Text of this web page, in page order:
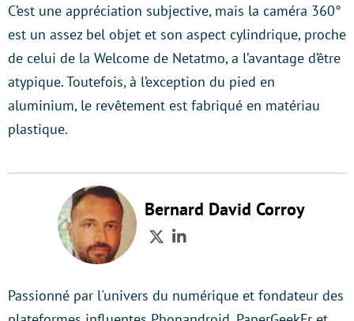
C’est une appréciation subjective, mais la caméra 360°
est un assez bel objet et son aspect cylindrique, proche
de celui de la Welcome de Netatmo, a l’avantage d’être
atypique. Toutefois, à l’exception du pied en
aluminium, le revêtement est fabriqué en matériau
plastique.
Bernard David Corroy
TwitterLinkedIn
Passionné par l'univers du numérique et fondateur des